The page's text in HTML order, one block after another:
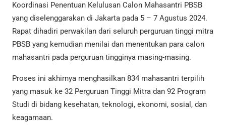
Koordinasi Penentuan Kelulusan Calon Mahasantri PBSB
yang diselenggarakan di Jakarta pada 5 – 7 Agustus 2024.
Rapat dihadiri perwakilan dari seluruh perguruan tinggi mitra
PBSB yang kemudian menilai dan menentukan para calon
mahasantri pada perguruan tingginya masing-masing.
Proses ini akhirnya menghasilkan 834 mahasantri terpilih
yang masuk ke 32 Perguruan Tinggi Mitra dan 92 Program
Studi di bidang kesehatan, teknologi, ekonomi, sosial, dan
keagamaan.